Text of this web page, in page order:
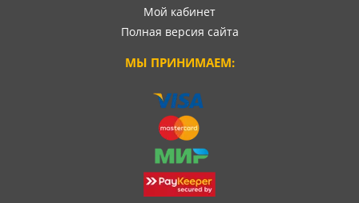
Мой кабинет
Полная версия сайта
МЫ ПРИНИМАЕМ: